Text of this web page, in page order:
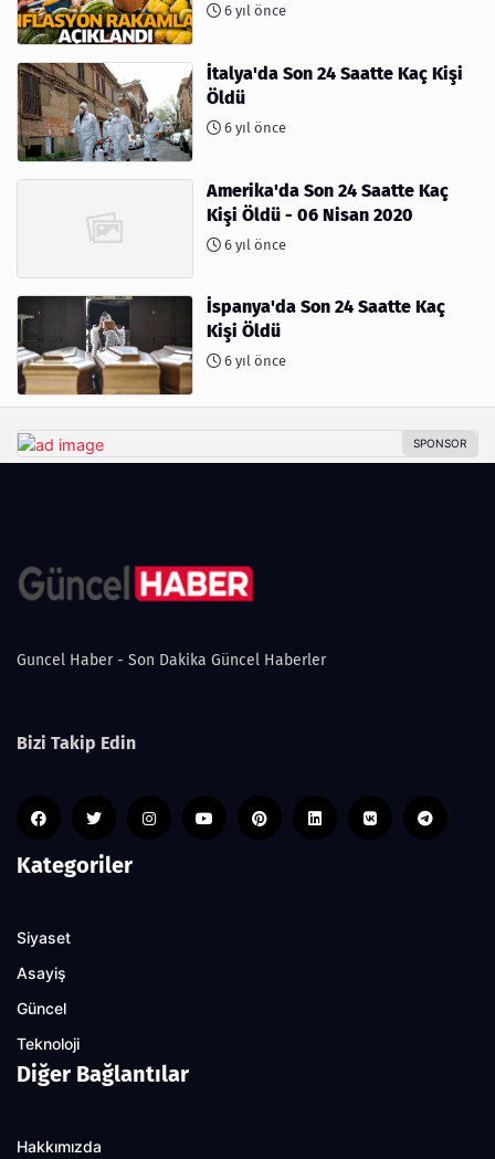
6 yıl önce
İtalya'da Son 24 Saatte Kaç Kişi
Öldü
6 yıl önce
Amerika'da Son 24 Saatte Kaç
Kişi Öldü - 06 Nisan 2020
6 yıl önce
İspanya'da Son 24 Saatte Kaç
Kişi Öldü
6 yıl önce
Guncel Haber - Son Dakika Güncel Haberler
Bizi Takip Edin
Kategoriler
Siyaset
Asayiş
Güncel
Teknoloji
Diğer Bağlantılar
Hakkımızda